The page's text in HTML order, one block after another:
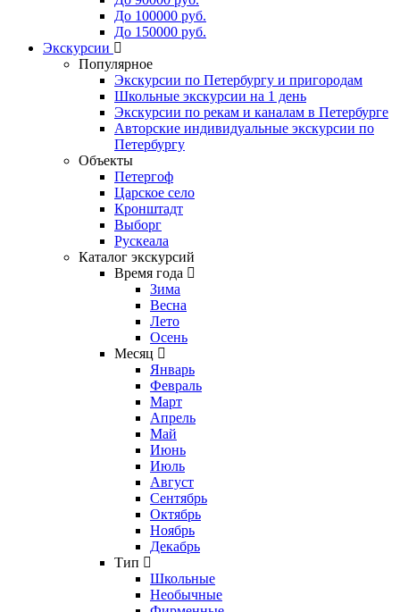
До 100000 руб.
До 150000 руб.
Экскурсии
Популярное
Экскурсии по Петербургу и пригородам
Школьные экскурсии на 1 день
Экскурсии по рекам и каналам в Петербурге
Авторские индивидуальные экскурсии по
Петербургу
Объекты
Петергоф
Царское село
Кронштадт
Выборг
Рускеала
Каталог экскурсий
Время года
Зима
Весна
Лето
Осень
Месяц
Январь
Февраль
Март
Апрель
Май
Июнь
Июль
Август
Сентябрь
Октябрь
Ноябрь
Декабрь
Тип
Школьные
Необычные